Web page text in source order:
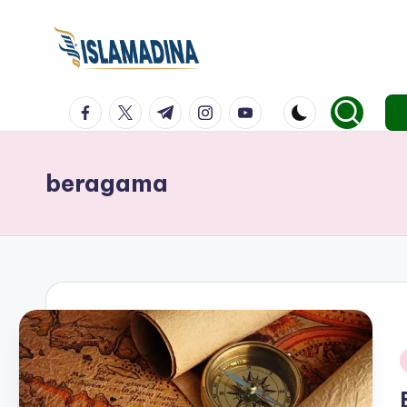
facebook.com
twitter.com
t.me instagram.com
youtube.com
beragama